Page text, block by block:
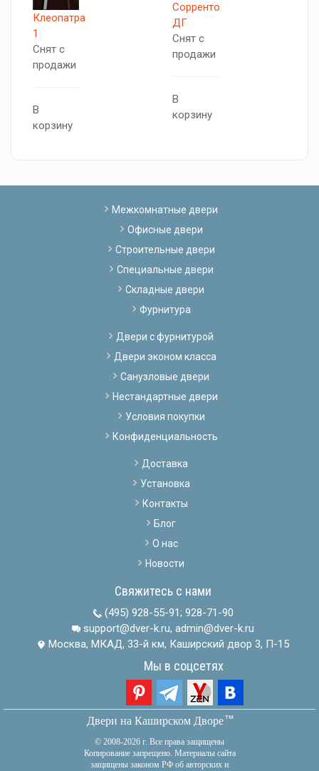
Клеопатра
1
Снят с
продажи
В
корзину
Сорренто
ДГ
Снят с
продажи
В
корзину
Межкомнатные двери
Офисные двери
Строительные двери
Специальные двери
Складные двери
Фурнитура
Двери с фурнитурой
Двери эконом класса
Санузловые двери
Нестандартные двери
Условия покупки
Конфиденциальность
Доставка
Установка
Контакты
Блог
О нас
Новости
Свяжитесь с нами
(495) 928-55-91; 928-71-90
support@dver-k.ru, admin@dver-k.ru
Москва, МКАД, 33-й км, Каширский двор 3, П-15
Мы в соцсетях
Двери на Каширском Дворетм
© 2008-2026 г. Все права защищены
Копирование запрещено. Материалы сайта
защищены законом РФ об авторских и